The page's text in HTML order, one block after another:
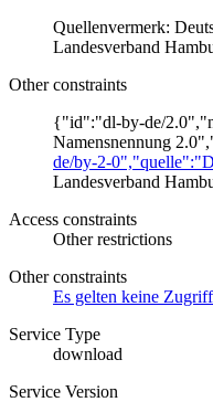
Quellenvermerk:
Landesverband
Other constraints
{"id":"dl-by-de/
Namensnennung
de/by-2-
Landesverband
Access constraints
Other restrictions
Other constraints
Es gelten keine
Service Type
download
Service Version